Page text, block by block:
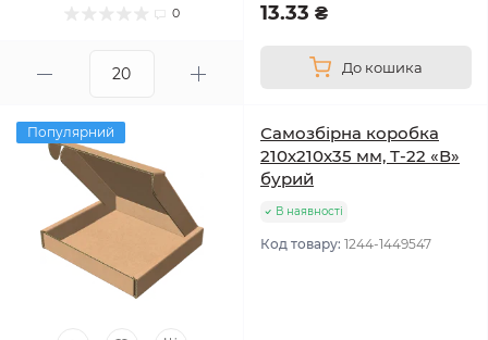
0 13.33 ₴
До кошика
Популярний
Самозбірна коробка
210х210х35 мм, Т-22 «В»
бурий
В наявності
Код товару: 1244-1449547